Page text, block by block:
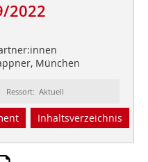
2022
München
Ressort: Aktuell
Inhaltsverzeichnis